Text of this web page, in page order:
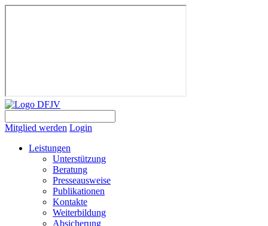
Mitglied werden Login
Leistungen
Unterstützung
Beratung
Presseausweise
Publikationen
Kontakte
Weiterbildung
Absicherung